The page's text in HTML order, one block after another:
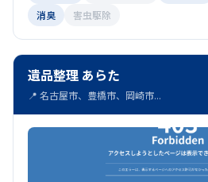
消臭
害虫駆除
遺品整理 あらた
📍 名古屋市、豊橋市、岡崎市...